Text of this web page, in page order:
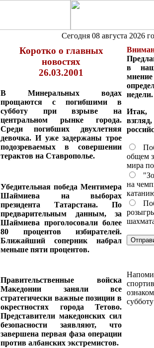
Сегодня 08 августа 2026
Коротко о главных
новостях
26.03.2001
В Минеральных водах
прощаются с погибшими в
субботу при взрыве на
центральном рынке города.
Среди погибших двухлетняя
девочка. И уже задержаны трое
подозреваемых в совершении
терактов на Ставрополье.
Убедительная победа Ментимера
Шаймиева на выборах
президента Татарстана. По
предварительным данным, за
Шаймиева проголосовали более
80 процентов избирателей.
Ближайший соперник набрал
меньше пяти процентов.
Правительственные войска
Македонии заняли все
стратегически важные позиции в
окрестностях города Тетово.
Представители македонских сил
безопасности заявляют, что
завершена первая фаза операции
против албанских экстремистов.
в
недели.
Итак,
общем
мира
на